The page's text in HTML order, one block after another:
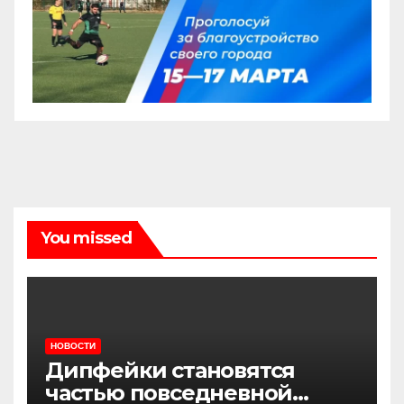
You missed
НОВОСТИ
Дипфейки становятся
частью повседневной